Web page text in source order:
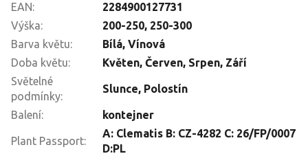
EAN:
2284900127731
Výška: 200-250, 250-300
Barva květu: Bílá, Vínová
Doba květu: Květen, Červen, Srpen, Září
Světelné
podmínky:
Slunce, Polostín
Balení: kontejner
Plant Passport:
A: Clematis B: CZ-4282 C: 26/FP/0007
D:PL